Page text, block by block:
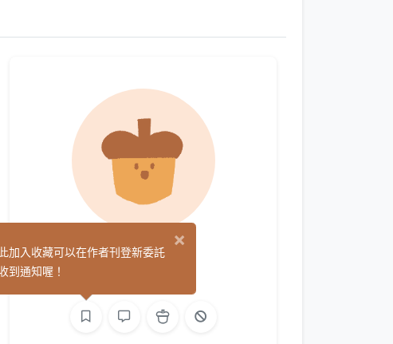
夜左 (29)
×
加入收藏可以在作者刊登新委託
到通知喔！